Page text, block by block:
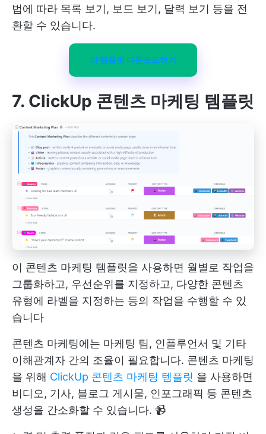
법에 따라 목록 보기, 보드 보기, 달력 보기 등을 전
환할 수 있습니다.
이 템플릿 다운로드하기
7. ClickUp 콘텐츠 마케팅 템플릿
이 콘텐츠 마케팅 템플릿을 사용하면 월별로 작업을
그룹화하고, 우선순위를 지정하고, 다양한 콘텐츠
유형에 라벨을 지정하는 등의 작업을 수행할 수 있
습니다
콘텐츠 마케팅에는 마케팅 팀, 인플루언서 및 기타
이해관계자 간의 조율이 필요합니다. 콘텐츠 마케팅
을 위해 ClickUp 콘텐츠 마케팅 템플릿 을 사용하면
비디오, 기사, 블로그 게시물, 인포그래픽 등 콘텐츠
생성을 간소화할 수 있습니다. 📹